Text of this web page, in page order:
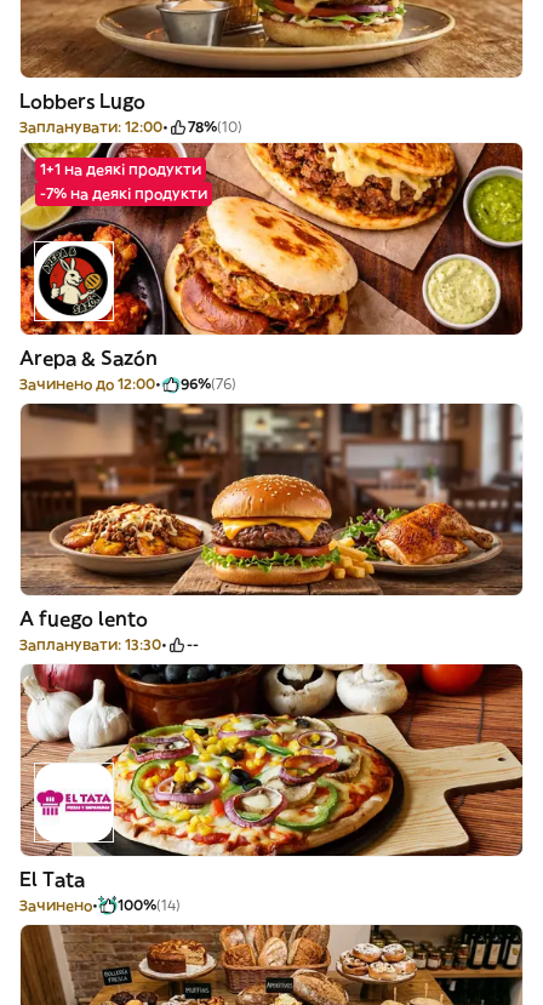
Lobbers Lugo
Запланувати: 12:00 78%(10)
1+1 на деякі продукти
-7% на деякі продукти
Arepa & Sazón
Зачинено до 12:00 96%(76)
A fuego lento
Запланувати: 13:30 --
El Tata
Зачинено 100%(14)